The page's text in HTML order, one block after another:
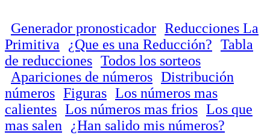
Generador pronosticador Reducciones La
Primitiva
¿Que es una Reducción? Tabla
de reducciones Todos los sorteos
Apariciones de números Distribución
números Figuras Los números mas
calientes Los números mas frios Los que
mas salen
¿Han salido mis números?